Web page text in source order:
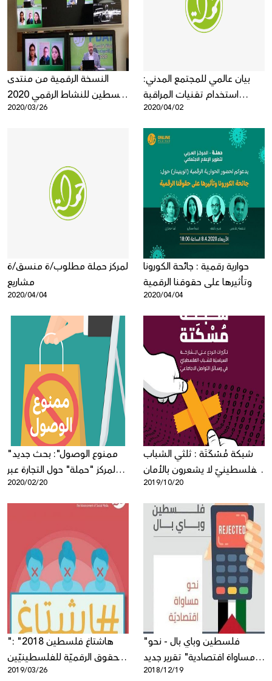
Donate
النسخة الرقمية من منتدى
فلسطين للنشاط الرقمي 2020
تتحدى فيروس كورونا وتكسر
2020/03/26
بيان عالمي للمجتمع المدني:
استخدام تقنيات المراقبة
الرقمية من قبل الدول لا يبرر
انتهاك حقوق الإنسان
2020/04/02
لمركز حملة مطلوب/ة منسق/ة
مشاريع
2020/04/04
حوارية رقمية : جائحة الكورونا
وتأثيرها على حقوقنا الرقمية
2020/04/04
"ممنوع الوصول": بحث جديد
لمركز "حملة" حول التجارة عبر
الإنترنت في فلسطين
2020/02/20
شبكة مُسْكَتَة : ثلثي الشباب
الفلسطينيّ لا يشعرون بالأمان
للمشاركة السياسيّة عبر الإنترنت
2019/10/20
"هاشتاغ فلسطين 2018" :
الحقوق الرقميّة للفلسطينيّين
بين مطرقة التشريعات
2019/03/26
"فلسطين وباي بال - نحو
مساواة اقتصادية" تقرير جديد
لمركز حملة
2018/12/19